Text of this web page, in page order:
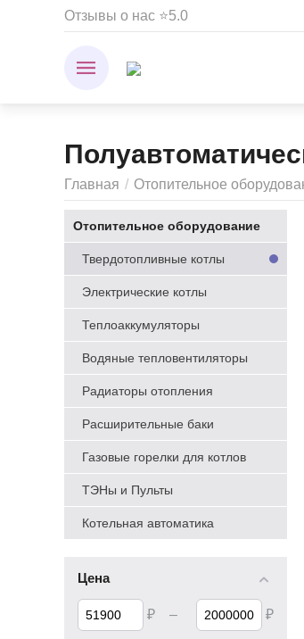
Отзывы о нас ⭐5.0
Главная / Отопительное
Отопительное оборудование
Твердотопливные котлы
Электрические котлы
Теплоаккумуляторы
Водяные тепловентиляторы
Радиаторы отопления
Расширительные баки
Газовые горелки для котлов
ТЭНы и Пульты
Котельная автоматика
Цена
₽ – ₽